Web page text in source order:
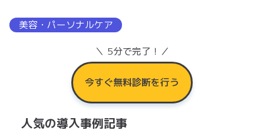
美容・パーソナルケア
＼ 5分で完了！／
今すぐ無料診断を行う
人気の導入事例記事